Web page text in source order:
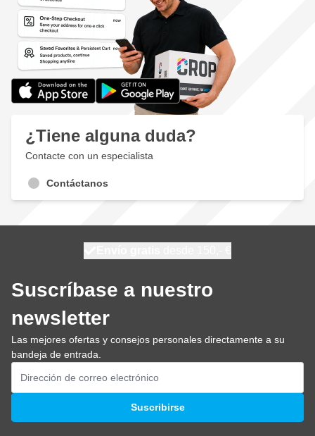
¿Tiene alguna duda?
Contacte con un especialista
Contáctanos
Suscríbase a nuestro
newsletter
Las mejores ofertas y consejos personales directamente a su
bandeja de entrada.
Dirección de email
Suscribirse